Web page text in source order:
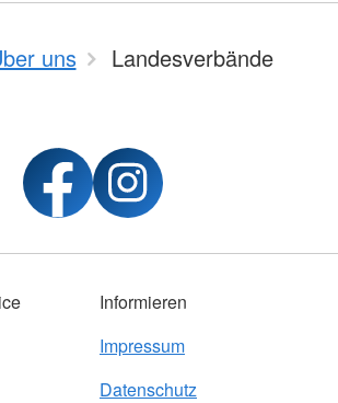
uns Landesverbände
Informieren
Impressum
Datenschutz